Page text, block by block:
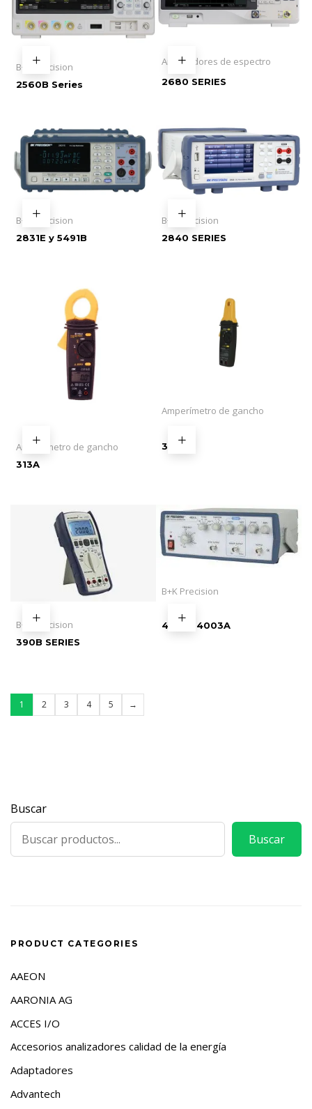
B+K Precision
2560B Series
Analizadores de espectro
2680 SERIES
B+K Precision
2831E y 5491B
B+K Precision
2840 SERIES
Amperímetro de gancho
313A
Amperímetro de gancho
316
B+K Precision
390B SERIES
B+K Precision
4001A 4003A
1 2 3 4 5 →
Buscar
Buscar
PRODUCT CATEGORIES
AAEON
AARONIA AG
ACCES I/O
Accesorios analizadores calidad de la energía
Adaptadores
Advantech